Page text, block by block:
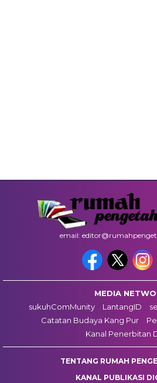
email:
MEDIA
sukuhComMunity
LantangID
Catatan Budaya Kang Pur
Kanal Penerbitan
TENTANG RUMAH
KANAL PUBLIKASI